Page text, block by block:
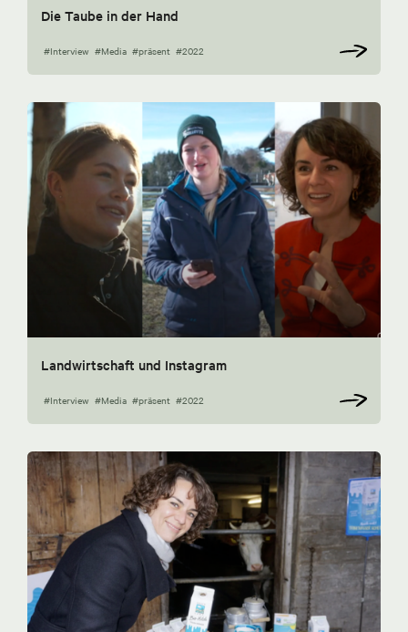
Die Taube in der Hand
#Interview #Media #präsent #2022
Landwirtschaft und Instagram
#Interview #Media #präsent #2022